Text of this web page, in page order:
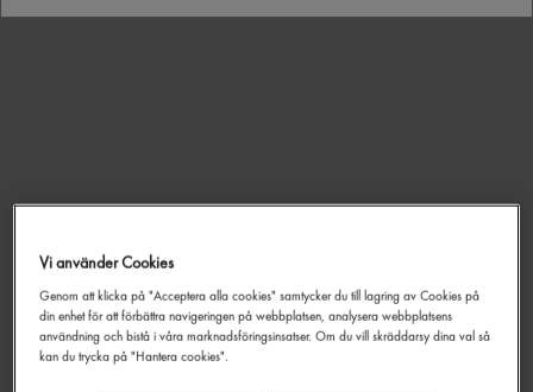
Sushiris
Lotus20kg
EAN: 8938507039600
Vi använder Cookies
Genom att klicka på "Acceptera alla cookies" samtycker du till lagring av Cookies på
din enhet för att förbättra navigeringen på webbplatsen, analysera webbplatsens
användning och bistå i våra marknadsföringsinsatser. Om du vill skräddarsy dina val så
kan du trycka på "Hantera cookies".